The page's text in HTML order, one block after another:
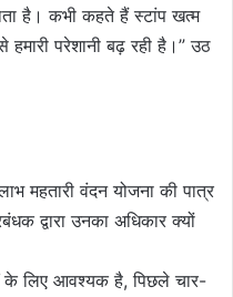
है। कभी कहते हैं स्टांप खत्म
परेशानी बढ़ रही है।” उठ
महतारी वंदन योजना की पात्र
द्वारा उनका अधिकार क्यों
के लिए आवश्यक है, पिछले चार-